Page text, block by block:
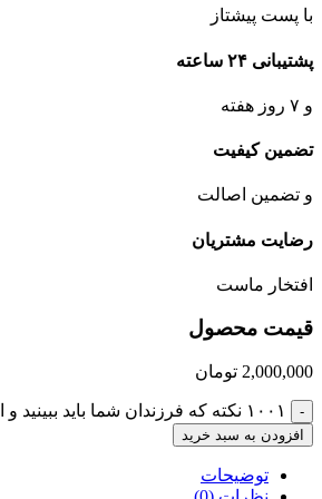
با پست پیشتاز
پشتیبانی ۲۴ ساعته
و ۷ روز هفته
تضمین کیفیت
و تضمین اصالت
رضایت مشتریان
افتخار ماست
قیمت محصول
2,000,000 تومان
- ۱۰۰۱ نکته که فرزندان شما باید ببینید و انجام دهند عدد
افزودن به سبد خرید
توضیحات